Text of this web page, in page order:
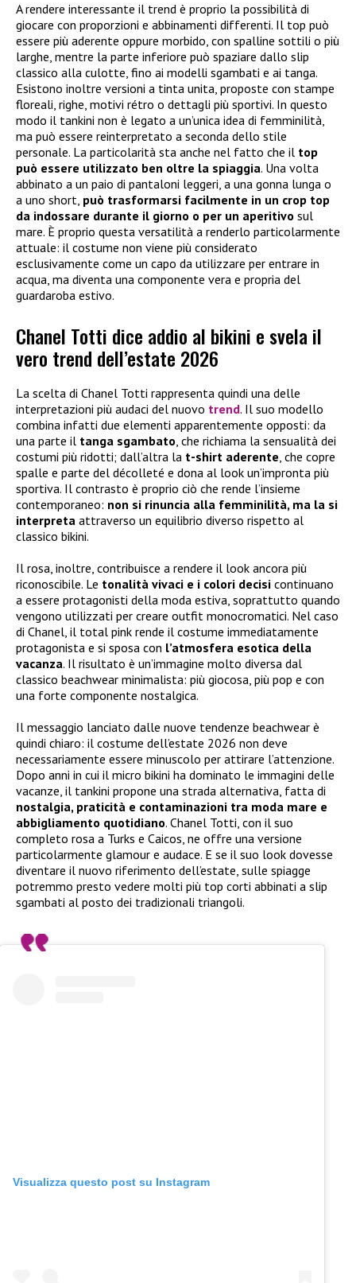
A rendere interessante il trend è proprio la possibilità di
giocare con proporzioni e abbinamenti differenti. Il top può
essere più aderente oppure morbido, con spalline sottili o più
larghe, mentre la parte inferiore può spaziare dallo slip
classico alla culotte, fino ai modelli sgambati e ai tanga.
Esistono inoltre versioni a tinta unita, proposte con stampe
floreali, righe, motivi rétro o dettagli più sportivi. In questo
modo il tankini non è legato a un’unica idea di femminilità,
ma può essere reinterpretato a seconda dello stile
personale. La particolarità sta anche nel fatto che il top
può essere utilizzato ben oltre la spiaggia. Una volta
abbinato a un paio di pantaloni leggeri, a una gonna lunga o
a uno short, può trasformarsi facilmente in un crop top
da indossare durante il giorno o per un aperitivo sul
mare. È proprio questa versatilità a renderlo particolarmente
attuale: il costume non viene più considerato
esclusivamente come un capo da utilizzare per entrare in
acqua, ma diventa una componente vera e propria del
guardaroba estivo.
Chanel Totti dice addio al bikini e svela il
vero trend dell’estate 2026
La scelta di Chanel Totti rappresenta quindi una delle
interpretazioni più audaci del nuovo trend. Il suo modello
combina infatti due elementi apparentemente opposti: da
una parte il tanga sgambato , che richiama la sensualità dei
costumi più ridotti; dall’altra la t-shirt aderente , che copre
spalle e parte del décolleté e dona al look un’impronta più
sportiva. Il contrasto è proprio ciò che rende l’insieme
contemporaneo: non si rinuncia alla femminilità, ma la si
interpreta attraverso un equilibrio diverso rispetto al
classico bikini.
Il rosa, inoltre, contribuisce a rendere il look ancora più
riconoscibile. Le tonalità vivaci e i colori decisi continuano
a essere protagonisti della moda estiva, soprattutto quando
vengono utilizzati per creare outfit monocromatici. Nel caso
di Chanel, il total pink rende il costume immediatamente
protagonista e si sposa con l’atmosfera esotica della
vacanza. Il risultato è un’immagine molto diversa dal
classico beachwear minimalista: più giocosa, più pop e con
una forte componente nostalgica.
Il messaggio lanciato dalle nuove tendenze beachwear è
quindi chiaro: il costume dell’estate 2026 non deve
necessariamente essere minuscolo per attirare l’attenzione.
Dopo anni in cui il micro bikini ha dominato le immagini delle
vacanze, il tankini propone una strada alternativa, fatta di
nostalgia, praticità e contaminazioni tra moda mare e
abbigliamento quotidiano. Chanel Totti, con il suo
completo rosa a Turks e Caicos, ne offre una versione
particolarmente glamour e audace. E se il suo look dovesse
diventare il nuovo riferimento dell’estate, sulle spiagge
potremmo presto vedere molti più top corti abbinati a slip
sgambati al posto dei tradizionali triangoli.
Visualizza questo post su Instagram